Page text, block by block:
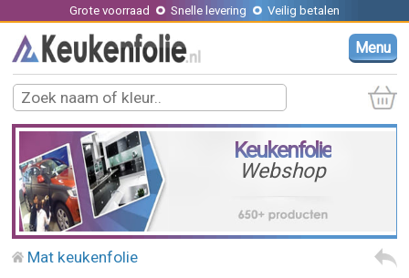
Grote voorraad Snelle levering Veilig betalen
Menu
Keukenfolie
Webshop
Mat keukenfolie